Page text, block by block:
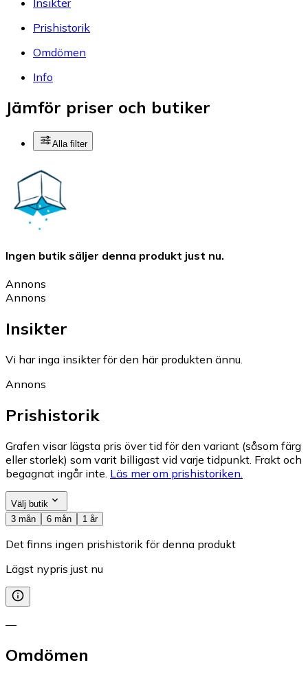
Prishistorik
Omdömen
Info
Jämför priser och butiker
Alla filter
Ingen butik säljer denna produkt just nu.
Annons
Annons
Insikter
Vi har inga insikter för den här produkten ännu.
Annons
Prishistorik
Grafen visar lägsta pris över tid för den variant (såsom färg
eller storlek) som varit billigast vid varje tidpunkt. Frakt och
begagnat ingår inte. Läs mer om prishistoriken.
Välj butik
3 mån
6 mån 1 år
Det finns ingen prishistorik för denna produkt
Lägst nypris just nu
—
Omdömen